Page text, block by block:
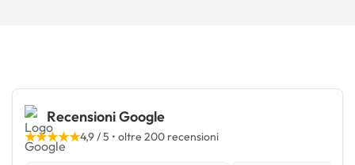
Recensioni Google
★★★★★4,9 / 5 • oltre 200 recensioni